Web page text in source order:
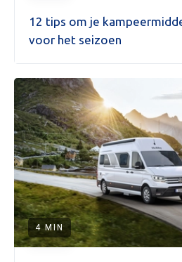
12 tips om je
voor het seizoen
4 MIN